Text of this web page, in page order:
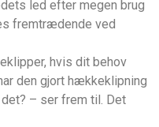
led efter megen brug
fremtrædende ved
hvis dit behov
den gjort hækkeklipning
– ser frem til. Det